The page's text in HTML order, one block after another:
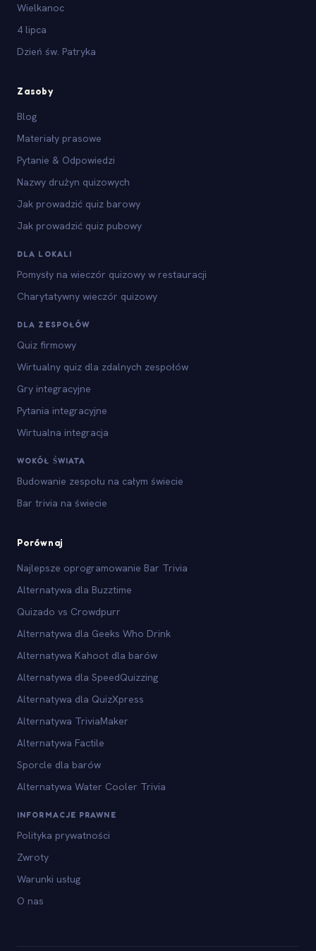
Wielkanoc
4 lipca
Dzień św. Patryka
Zasoby
Blog
Materiały prasowe
Pytanie & Odpowiedzi
Nazwy drużyn quizowych
Jak prowadzić quiz barowy
Jak prowadzić quiz pubowy
DLA LOKALI
Pomysły na wieczór quizowy w restauracji
Charytatywny wieczór quizowy
DLA ZESPOŁÓW
Quiz firmowy
Wirtualny quiz dla zdalnych zespołów
Gry integracyjne
Pytania integracyjne
Wirtualna integracja
WOKÓŁ ŚWIATA
Budowanie zespołu na całym świecie
Bar trivia na świecie
Porównaj
Najlepsze oprogramowanie Bar Trivia
Alternatywa dla Buzztime
Quizado vs Crowdpurr
Alternatywa dla Geeks Who Drink
Alternatywa Kahoot dla barów
Alternatywa dla SpeedQuizzing
Alternatywa dla QuizXpress
Alternatywa TriviaMaker
Alternatywa Factile
Sporcle dla barów
Alternatywa Water Cooler Trivia
INFORMACJE PRAWNE
Polityka prywatności
Zwroty
Warunki usług
O nas